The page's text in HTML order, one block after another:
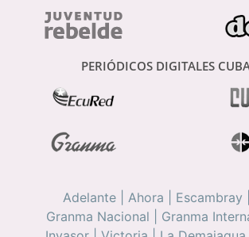
PERIÓDICOS DIGITALES
Adelante Ahora Escambray
Granma Nacional
Granma